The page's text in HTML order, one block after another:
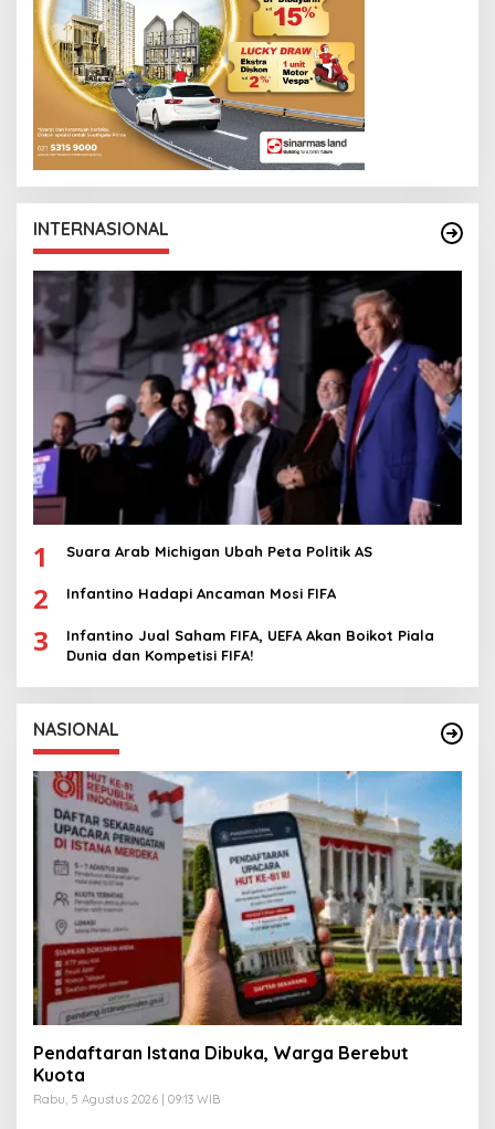
INTERNASIONAL
1 Suara Arab Michigan Ubah Peta Politik AS
2 Infantino Hadapi Ancaman Mosi FIFA
3
Infantino Jual Saham FIFA, UEFA Akan Boikot Piala
Dunia dan Kompetisi FIFA!
NASIONAL
Pendaftaran Istana Dibuka, Warga Berebut
Kuota
Rabu, 5 Agustus 2026 | 09:13 WIB